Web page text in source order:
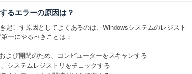
るエラーの原因は？
起こす原因としてよくあるのは、Windowsシステムのレジスト
一にやるべきことは：
よび開閉のため、コンピューターをスキャンする
システムレジストリをチェックする